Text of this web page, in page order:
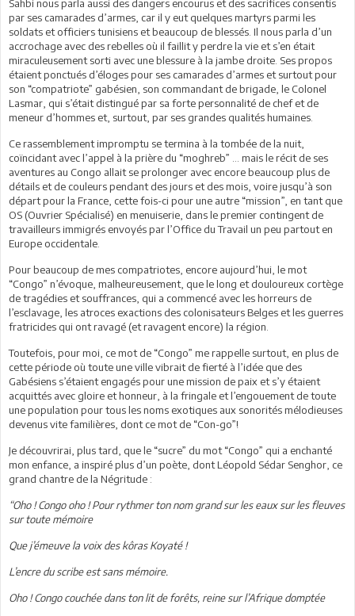
Sahbi nous parla aussi des dangers encourus et des sacrifices consentis
par ses camarades d’armes, car il y eut quelques martyrs parmi les
soldats et officiers tunisiens et beaucoup de blessés. Il nous parla d’un
accrochage avec des rebelles où il faillit y perdre la vie et s’en était
miraculeusement sorti avec une blessure à la jambe droite. Ses propos
étaient ponctués d’éloges pour ses camarades d’armes et surtout pour
son “compatriote” gabésien, son commandant de brigade, le Colonel
Lasmar, qui s’était distingué par sa forte personnalité de chef et de
meneur d’hommes et, surtout, par ses grandes qualités humaines.
Ce rassemblement impromptu se termina à la tombée de la nuit,
coïncidant avec l’appel à la prière du “moghreb” … mais le récit de ses
aventures au Congo allait se prolonger avec encore beaucoup plus de
détails et de couleurs pendant des jours et des mois, voire jusqu’à son
départ pour la France, cette fois-ci pour une autre “mission”, en tant que
OS (Ouvrier Spécialisé) en menuiserie, dans le premier contingent de
travailleurs immigrés envoyés par l’Office du Travail un peu partout en
Europe occidentale.
Pour beaucoup de mes compatriotes, encore aujourd’hui, le mot
“Congo” n’évoque, malheureusement, que le long et douloureux cortège
de tragédies et souffrances, qui a commencé avec les horreurs de
l’esclavage, les atroces exactions des colonisateurs Belges et les guerres
fratricides qui ont ravagé (et ravagent encore) la région.
Toutefois, pour moi, ce mot de “Congo” me rappelle surtout, en plus de
cette période où toute une ville vibrait de fierté à l’idée que des
Gabésiens s’étaient engagés pour une mission de paix et s’y étaient
acquittés avec gloire et honneur, à la fringale et l’engouement de toute
une population pour tous les noms exotiques aux sonorités mélodieuses
devenus vite familières, dont ce mot de “Con-go”!
Je découvrirai, plus tard, que le “sucre” du mot “Congo” qui a enchanté
mon enfance, a inspiré plus d’un poète, dont Léopold Sédar Senghor, ce
grand chantre de la Négritude :
“Oho ! Congo oho ! Pour rythmer ton nom grand sur les eaux sur les fleuves
sur toute mémoire
Que j’émeuve la voix des kôras Koyaté !
L’encre du scribe est sans mémoire.
Oho ! Congo couchée dans ton lit de forêts, reine sur l’Afrique domptée